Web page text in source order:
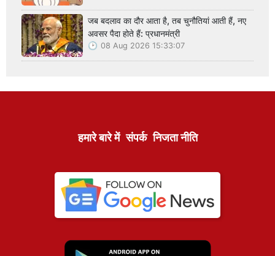
जब बदलाव का दौर आता है, तब चुनौतियां आती हैं, नए
अवसर पैदा होते हैं: प्रधानमंत्री
08 Aug 2026 15:33:07
हमारे बारे में संपर्क निजता नीति